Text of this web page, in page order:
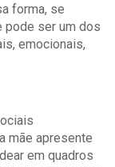
forma, se
pode ser um dos
emocionais,
mãe apresente
em quadros